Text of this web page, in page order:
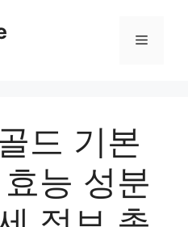
Menu
드 기본
능 성분